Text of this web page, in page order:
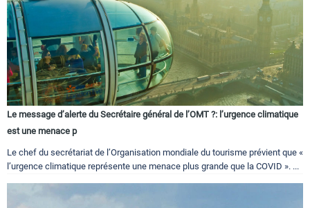
Le message d’alerte du Secrétaire général de l’OMT ?: l’urgence climatique
est une menace p
Le chef du secrétariat de l’Organisation mondiale du tourisme prévient que «
l’urgence climatique représente une menace plus grande que la COVID ». ...